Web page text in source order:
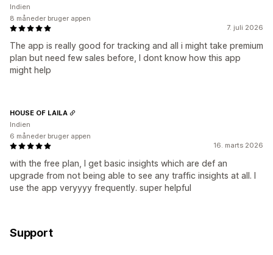
7. juli 2026
The app is really good for tracking and all i might take premium
plan but need few sales before, I dont know how this app
might help
Indien
8 måneder bruger appen
16. marts 2026
with the free plan, I get basic insights which are def an
upgrade from not being able to see any traffic insights at all. I
use the app veryyyy frequently. super helpful
HOUSE OF LAILA
Indien
6 måneder bruger appen
Support